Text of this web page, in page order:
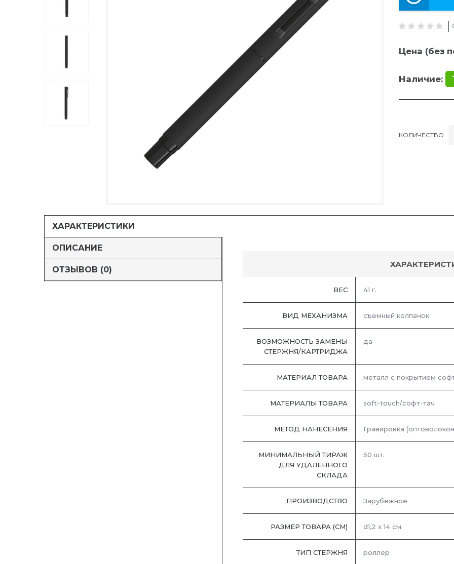
Цена (без
Наличие:
КОЛИЧЕСТВО
ХАРАКТЕРИСТИКИ
ОПИСАНИЕ
ОТЗЫВОВ (0)
ВЕС 41 г.
ВИД МЕХАНИЗМА съемный колпачок
ВОЗМОЖНОСТЬ ЗАМЕНЫ
СТЕРЖНЯ/КАРТРИДЖА
да
МАТЕРИАЛ ТОВАРА металл с покрытием
МАТЕРИАЛЫ ТОВАРА soft-touch/софт-тач
МЕТОД НАНЕСЕНИЯ Гравировка
МИНИМАЛЬНЫЙ ТИРАЖ
ДЛЯ УДАЛЁННОГО
СКЛАДА
50 шт.
ПРОИЗВОДСТВО Зарубежное
РАЗМЕР ТОВАРА (СМ) d1,2 х 14 см
ТИП СТЕРЖНЯ роллер